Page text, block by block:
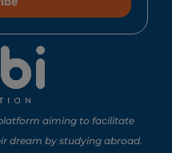
Jurusan
untuk
Anak SMA
Abroad Yang
aiming to facilitate
dream by studying abroad.